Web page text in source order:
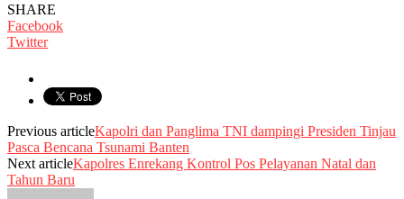
SHARE
Facebook
Twitter
Previous articleKapolri dan Panglima TNI dampingi Presiden Tinjau
Pasca Bencana Tsunami Banten
Next articleKapolres Enrekang Kontrol Pos Pelayanan Natal dan
Tahun Baru